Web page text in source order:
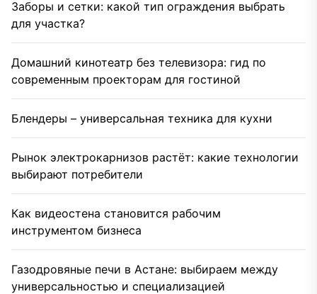
Заборы и сетки: какой тип ограждения выбрать
для участка?
Домашний кинотеатр без телевизора: гид по
современным проекторам для гостиной
Блендеры – универсальная техника для кухни
Рынок электрокарнизов растёт: какие технологии
выбирают потребители
Как видеостена становится рабочим
инструментом бизнеса
Газодровяные печи в Астане: выбираем между
универсальностью и специализацией